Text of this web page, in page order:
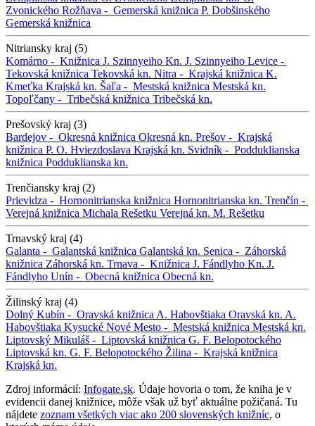
Zvonického Rožňava - Gemerská knižnica P. Dobšinského
Gemerská knižnica
Nitriansky kraj (5)
Komárno - Knižnica J. Szinnyeiho Kn. J. Szinnyeiho Levice -
Tekovská knižnica Tekovská kn. Nitra - Krajská knižnica K.
Kmeťka Krajská kn. Šaľa - Mestská knižnica Mestská kn.
Topoľčany - Tribečská knižnica Tribečská kn.
Prešovský kraj (3)
Bardejov - Okresná knižnica Okresná kn. Prešov - Krajská
knižnica P. O. Hviezdoslava Krajská kn. Svidník - Podduklianska
knižnica Podduklianska kn.
Trenčiansky kraj (2)
Prievidza - Hornonitrianska knižnica Hornonitrianska kn. Trenčín -
Verejná knižnica Michala Rešetku Verejná kn. M. Rešetku
Trnavský kraj (4)
Galanta - Galantská knižnica Galantská kn. Senica - Záhorská
knižnica Záhorská kn. Trnava - Knižnica J. Fándlyho Kn. J.
Fándlyho Unín - Obecná knižnica Obecná kn.
Žilinský kraj (4)
Dolný Kubín - Oravská knižnica A. Habovštiaka Oravská kn. A.
Habovštiaka Kysucké Nové Mesto - Mestská knižnica Mestská kn.
Liptovský Mikuláš - Liptovská knižnica G. F. Belopotockého
Liptovská kn. G. F. Belopotockého Žilina - Krajská knižnica
Krajská kn.
Zdroj informácií: Infogate.sk. Údaje hovoria o tom, že kniha je v
evidencii danej knižnice, môže však už byť aktuálne požičaná. Tu
nájdete zoznam všetkých viac ako 200 slovenských knižníc, o